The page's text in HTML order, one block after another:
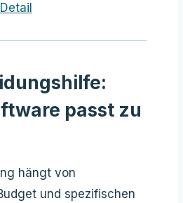
passt zu
hängt von
und spezifischen